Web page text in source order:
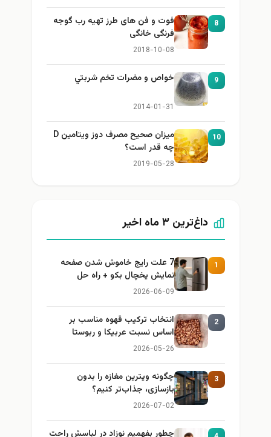
8
فوت و فن های طرز تهیه رب گوجه
فرنگی خانگی
2018-10-08
9 خواص و مضرات تخم شربتي
2014-01-31
10
میزان صحیح مصرف دوز ویتامین D
چه قدر است؟
2019-05-28
داغ‌ترین ۳ ماه اخیر
1
7 علت رایج خاموش شدن صفحه
نمایش یخچال بکو + راه حل
2026-06-09
2
انتخاب ترکیب قهوه مناسب بر
اساس نسبت عربیکا و ربوستا
2026-05-26
3
چگونه ویترین مغازه را بدون
بازسازی، جذاب‌تر کنیم؟
2026-07-02
چطور بفهمیم نوزاد در لباسش راحت